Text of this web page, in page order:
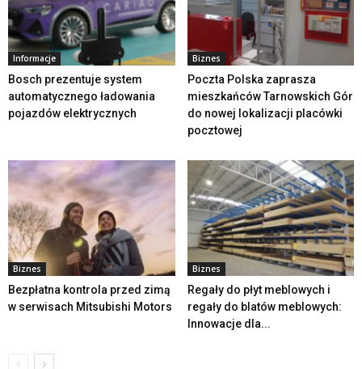
Informacje
Bosch prezentuje system
automatycznego ładowania
pojazdów elektrycznych
Biznes
Poczta Polska zaprasza
mieszkańców Tarnowskich Gór
do nowej lokalizacji placówki
pocztowej
Biznes
Bezpłatna kontrola przed zimą
w serwisach Mitsubishi Motors
Biznes
Regały do płyt meblowych i
regały do blatów meblowych:
Innowacje dla...